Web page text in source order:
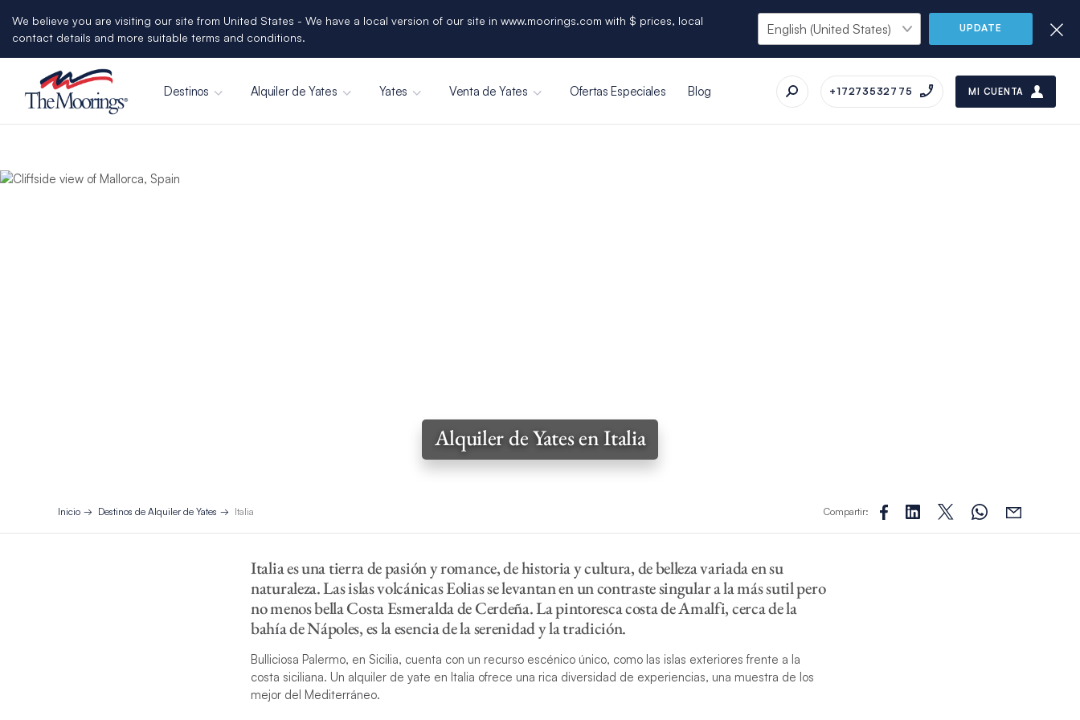
We believe you are visiting our site from United States - We have a local version of our site in www.moorings.com with $ prices, local
contact details and more suitable terms and conditions.
UPDATE
Destinos Alquiler de Yates Yates Venta de Yates Ofertas Especiales Blog +17273532775 MI CUENTA
Alquiler de Yates en Italia
Inicio Destinos de Alquiler de Yates Italia Compartir:
Italia es una tierra de pasión y romance, de historia y cultura, de belleza variada en su
naturaleza. Las islas volcánicas Eolias se levantan en un contraste singular a la más sutil pero
no menos bella Costa Esmeralda de Cerdeña. La pintoresca costa de Amalfi, cerca de la
bahía de Nápoles, es la esencia de la serenidad y la tradición.
Bulliciosa Palermo, en Sicilia, cuenta con un recurso escénico único, como las islas exteriores frente a la
costa siciliana. Un alquiler de yate en Italia ofrece una rica diversidad de experiencias, una muestra de los
mejor del Mediterráneo.